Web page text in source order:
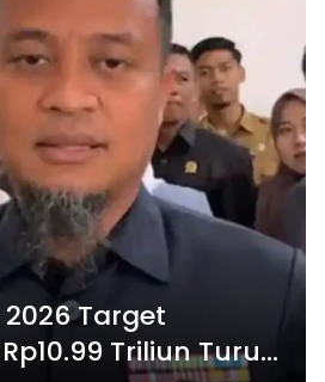
2026 Target
Triliun Turun